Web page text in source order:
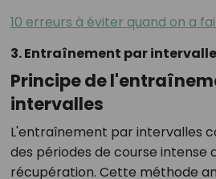
10 erreurs à éviter quand on a
3. Entraînement par
Principe de
intervalles
L'entraînement par intervalles
des périodes de course intense
récupération. Cette méthode